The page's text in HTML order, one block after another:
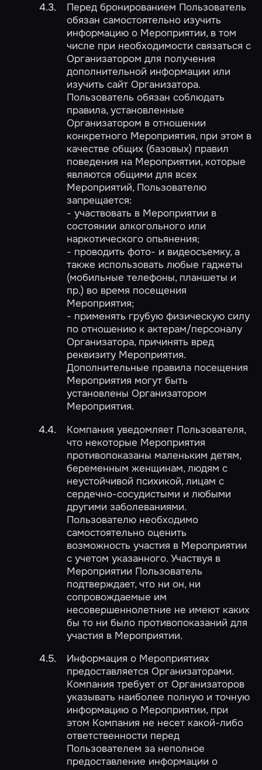
Перед бронированием Пользователь
обязан самостоятельно изучить
информацию о Мероприятии, в том
числе при необходимости связаться с
Организатором для получения
дополнительной информации или
изучить сайт Организатора.
Пользователь обязан соблюдать
правила, установленные
Организатором в отношении
конкретного Мероприятия, при этом в
качестве общих (базовых) правил
поведения на Мероприятии, которые
являются общими для всех
Мероприятий, Пользователю
запрещается:
- участвовать в Мероприятии в
состоянии алкогольного или
наркотического опьянения;
- проводить фото- и видеосъемку, а
также использовать любые гаджеты
(мобильные телефоны, планшеты и
пр.) во время посещения
Мероприятия;
- применять грубую физическую силу
по отношению к актерам/персоналу
Организатора, причинять вред
реквизиту Мероприятия.
Дополнительные правила посещения
Мероприятия могут быть
установлены Организатором
Мероприятия.
Компания уведомляет Пользователя,
что некоторые Мероприятия
противопоказаны маленьким детям,
беременным женщинам, людям с
неустойчивой психикой, лицам с
сердечно-сосудистыми и любыми
другими заболеваниями.
Пользователю необходимо
самостоятельно оценить
возможность участия в Мероприятии
с учетом указанного. Участвуя в
Мероприятии Пользователь
подтверждает, что ни он, ни
сопровождаемые им
несовершеннолетние не имеют каких
бы то ни было противопоказаний для
участия в Мероприятии.
Информация о Мероприятиях
предоставляется Организаторами.
Компания требует от Организаторов
указывать наиболее полную и точную
информацию о Мероприятии, при
этом Компания не несет какой-либо
ответственности перед
Пользователем за неполное
предоставление информации о